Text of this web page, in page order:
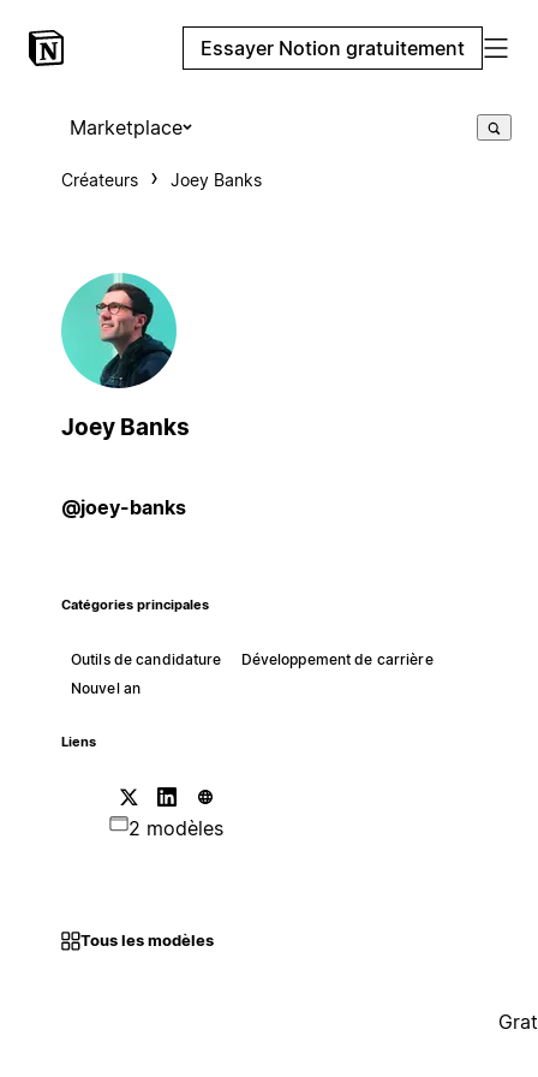
Essayer Notion gratuitement
Marketplace
Créateurs Joey Banks
Joey Banks
@joey-banks
Catégories principales
Outils de candidature
Développement de carrière
Nouvel an
Liens
2 modèles
Tous les modèles